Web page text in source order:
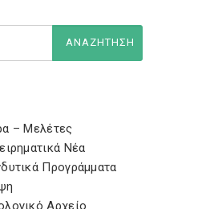
– Μελέτες
Νέα
Προγράμματα
Αρχείο